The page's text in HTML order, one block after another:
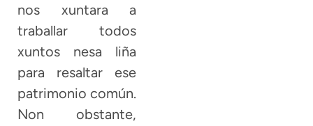
nos xuntara a
traballar todos
xuntos nesa liña
para resaltar ese
patrimonio común.
Non obstante,